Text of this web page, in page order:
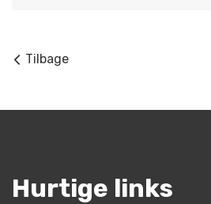
Tilbage
Hurtige links